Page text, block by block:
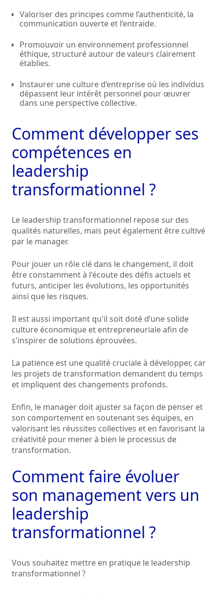
Valoriser des principes comme l’authenticité, la
communication ouverte et l’entraide.
Promouvoir un environnement professionnel
éthique, structuré autour de valeurs clairement
établies.
Instaurer une culture d’entreprise où les individus
dépassent leur intérêt personnel pour œuvrer
dans une perspective collective.
Comment développer ses
compétences en
leadership
transformationnel ?
Le leadership transformationnel repose sur des
qualités naturelles, mais peut également être cultivé
par le manager.
Pour jouer un rôle clé dans le changement, il doit
être constamment à l'écoute des défis actuels et
futurs, anticiper les évolutions, les opportunités
ainsi que les risques.
Il est aussi important qu'il soit doté d’une solide
culture économique et entrepreneuriale afin de
s'inspirer de solutions éprouvées.
La patience est une qualité cruciale à développer, car
les projets de transformation demandent du temps
et impliquent des changements profonds.
Enfin, le manager doit ajuster sa façon de penser et
son comportement en soutenant ses équipes, en
valorisant les réussites collectives et en favorisant la
créativité pour mener à bien le processus de
transformation.
Comment faire évoluer
son management vers un
leadership
transformationnel ?
Vous souhaitez mettre en pratique le leadership
transformationnel ?